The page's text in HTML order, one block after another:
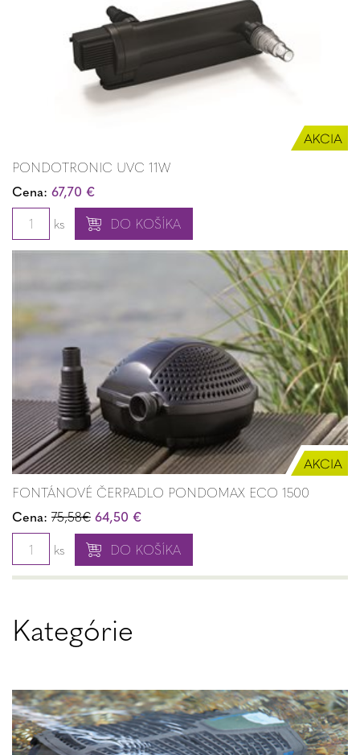
PONDOTRONIC UVC 11W
Cena: 67,70 €
ks
DO KOŠÍKA
FONTÁNOVÉ ČERPADLO PONDOMAX ECO 1500
Cena: 75,58€ 64,50 €
ks
DO KOŠÍKA
Kategórie